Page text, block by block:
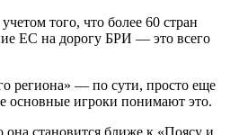
того, что более 60 стран
ЕС на дорогу БРИ — это всего
региона» — по сути, просто еще
основные игроки понимают это.